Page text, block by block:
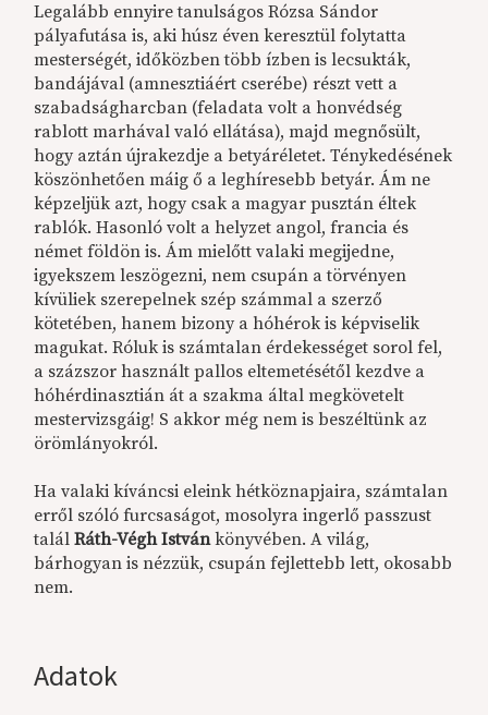
Adatok
Legalább ennyire tanulságos Rózsa Sándor
pályafutása is, aki húsz éven keresztül folytatta
mesterségét, időközben több ízben is lecsukták,
bandájával (amnesztiáért cserébe) részt vett a
szabadságharcban (feladata volt a honvédség
rablott marhával való ellátása), majd megnősült,
hogy aztán újrakezdje a betyáréletet. Ténykedésének
köszönhetően máig ő a leghíresebb betyár. Ám ne
képzeljük azt, hogy csak a magyar pusztán éltek
rablók. Hasonló volt a helyzet angol, francia és
német földön is. Ám mielőtt valaki megijedne,
igyekszem leszögezni, nem csupán a törvényen
kívüliek szerepelnek szép számmal a szerző
kötetében, hanem bizony a hóhérok is képviselik
magukat. Róluk is számtalan érdekességet sorol fel,
a százszor használt pallos eltemetésétől kezdve a
hóhérdinasztián át a szakma által megkövetelt
mestervizsgáig! S akkor még nem is beszéltünk az
örömlányokról.
Ha valaki kíváncsi eleink hétköznapjaira, számtalan
erről szóló furcsaságot, mosolyra ingerlő passzust
találRáth-Végh Istvánkönyvében. A világ,
bárhogyan is nézzük, csupán fejlettebb lett, okosabb
nem.